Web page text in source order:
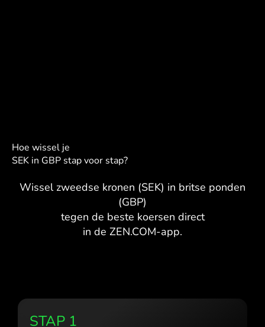
Hoe wissel je
SEK in GBP stap voor stap?
Wissel zweedse kronen (SEK) in britse ponden
(GBP)
tegen de beste koersen direct
in de ZEN.COM-app.
STAP 1